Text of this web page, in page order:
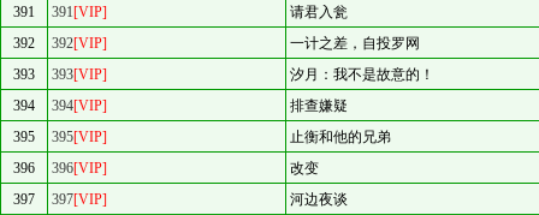
391
391[VIP]
请君入瓮
392
392[VIP]
一计之差，自投罗网
393
393[VIP]
汐月：我不是故意的！
394
394[VIP]
排查嫌疑
395
395[VIP]
止衡和他的兄弟
396
396[VIP]
改变
397
397[VIP]
河边夜谈